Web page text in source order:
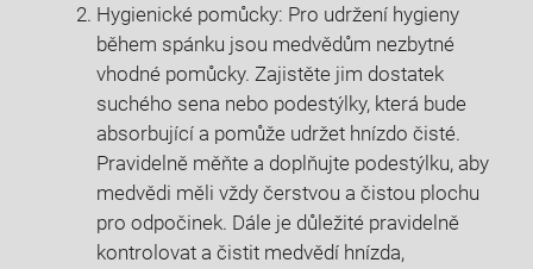
Hygienické​ pomůcky: Pro ‍udržení hygieny
během spánku jsou medvědům nezbytné
vhodné pomůcky. Zajistěte jim dostatek
suchého sena⁢ nebo podestýlky, která bude
absorbující a pomůže udržet⁣ hnízdo čisté.
Pravidelně měňte a doplňujte podestýlku, aby
medvědi měli vždy čerstvou a čistou plochu‍
pro odpočinek. Dále je důležité pravidelně
kontrolovat a čistit medvědí hnízda,